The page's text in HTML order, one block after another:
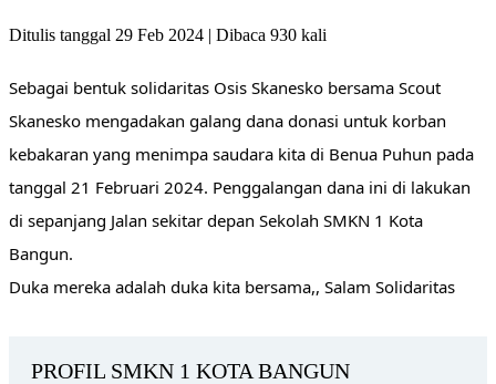
Ditulis tanggal 29 Feb 2024 | Dibaca 930 kali
Sebagai bentuk solidaritas Osis Skanesko bersama Scout
Skanesko mengadakan galang dana donasi untuk korban
kebakaran yang menimpa saudara kita di Benua Puhun pada
tanggal 21 Februari 2024. Penggalangan dana ini di lakukan
di sepanjang Jalan sekitar depan Sekolah SMKN 1 Kota
Bangun.
Duka mereka adalah duka kita bersama,, Salam Solidaritas
PROFIL SMKN 1 KOTA BANGUN